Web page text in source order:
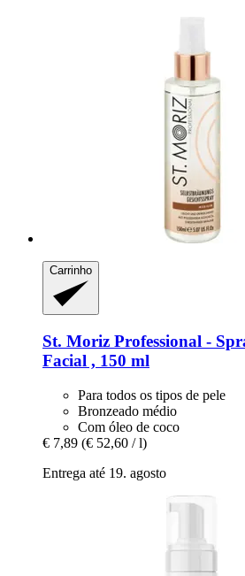
Carrinho
St. Moriz Professional -​
Facial , 150 ml
Para todos os tipos de pele
Bronzeado médio
Com óleo de coco
€ 7,89 (€ 52,60 / l)
Entrega até 19. agosto